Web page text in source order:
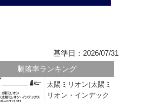
基準日：2026/07/31
騰落率ランキング
太陽ミリオン(太陽ミ
リオン・インデック